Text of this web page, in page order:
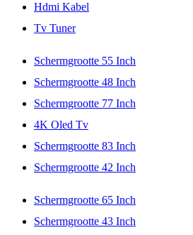
Hdmi Kabel
Tv Tuner
Schermgrootte 55 Inch
Schermgrootte 48 Inch
Schermgrootte 77 Inch
4K Oled Tv
Schermgrootte 83 Inch
Schermgrootte 42 Inch
Schermgrootte 65 Inch
Schermgrootte 43 Inch